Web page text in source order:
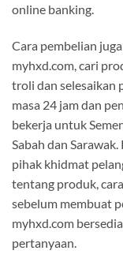
online banking.
Cara pembelian
myhxd.com, cari
troli dan selesaikan
masa 24 jam dan
bekerja untuk
Sabah dan
pihak khidmat
tentang produk,
sebelum membuat
myhxd.com
pertanyaan.